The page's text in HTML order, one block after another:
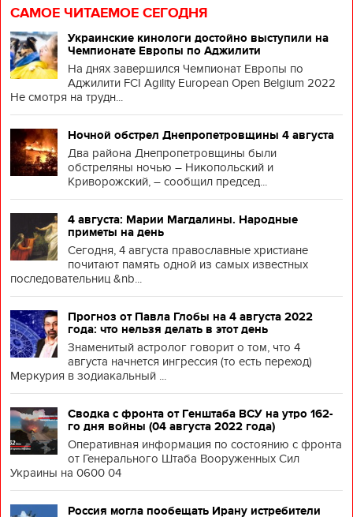
САМОЕ ЧИТАЕМОЕ СЕГОДНЯ
Украинские кинологи достойно выступили на
Чемпионате Европы по Аджилити
На днях завершился Чемпионат Европы по
Аджилити FCI Agility European Open Belgium 2022
Не смотря на трудн...
Ночной обстрел Днепропетровщины 4 августа
Два района Днепропетровщины были
обстреляны ночью – Никопольский и
Криворожский, – сообщил председ...
4 августа: Марии Магдалины. Народные
приметы на день
Сегодня, 4 августа православные христиане
почитают память одной из самых известных
последовательниц &nb...
Прогноз от Павла Глобы на 4 августа 2022
года: что нельзя делать в этот день
Знаменитый астролог говорит о том, что 4
августа начнется ингрессия (то есть переход)
Меркурия в зодиакальный ...
Сводка с фронта от Генштаба ВСУ на утро 162-
го дня войны (04 августа 2022 года)
Оперативная информация по состоянию с фронта
от Генерального Штаба Вооруженных Сил
Украины на 0600 04
Россия могла пообещать Ирану истребители